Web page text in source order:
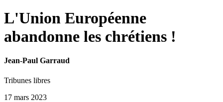
L'Union Européenne
abandonne les chrétiens !
Jean-Paul Garraud
Tribunes libres
17 mars 2023